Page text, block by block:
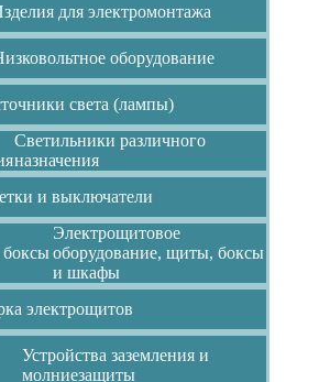
для электромонтажа
оборудование
света (лампы)
Светильники различного
назначения
и выключатели
Электрощитовое
оборудование, щиты, боксы
и шкафы
электрощитов
Устройства заземления и
молниезащиты